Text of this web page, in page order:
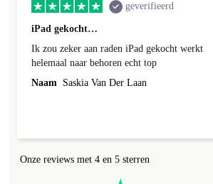
geverifieerd
iPad gekocht…
Ik zou zeker aan raden iPad gekocht werkt
helemaal naar behoren echt top
Naam Saskia Van Der Laan
Onze reviews met 4 en 5 sterren